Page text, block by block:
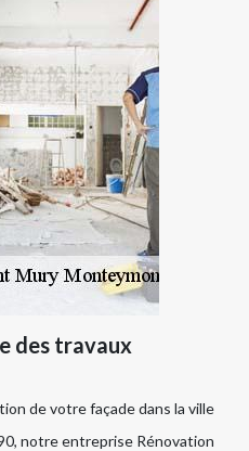
des travaux
de votre façade dans la ville
notre entreprise Rénovation